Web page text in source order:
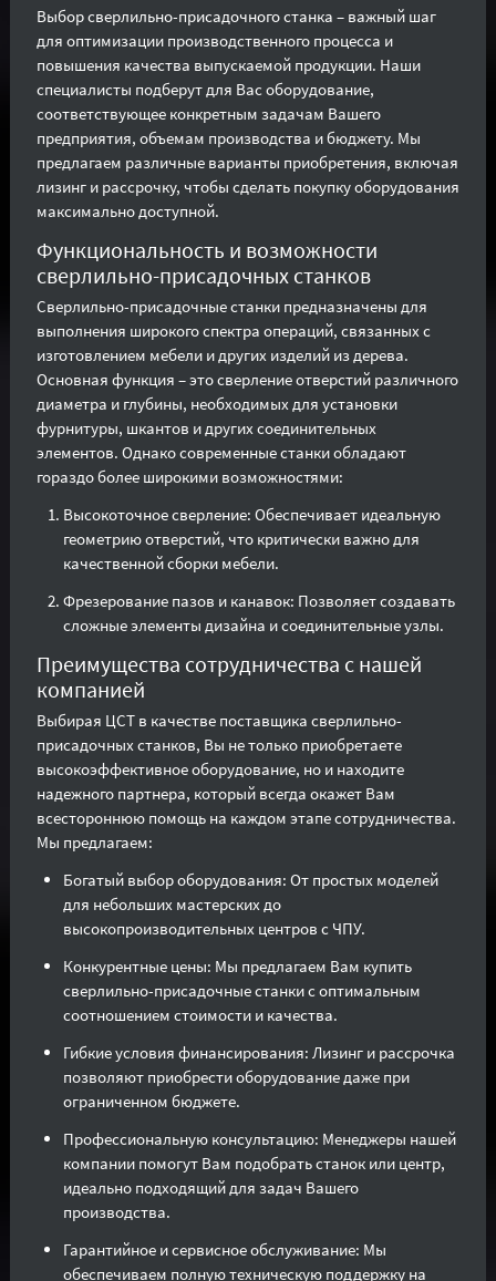
Выбор сверлильно-присадочного станка – важный шаг
для оптимизации производственного процесса и
повышения качества выпускаемой продукции. Наши
специалисты подберут для Вас оборудование,
соответствующее конкретным задачам Вашего
предприятия, объемам производства и бюджету. Мы
предлагаем различные варианты приобретения, включая
лизинг и рассрочку, чтобы сделать покупку оборудования
максимально доступной.
Функциональность и возможности
сверлильно-присадочных станков
Сверлильно-присадочные станки предназначены для
выполнения широкого спектра операций, связанных с
изготовлением мебели и других изделий из дерева.
Основная функция – это сверление отверстий различного
диаметра и глубины, необходимых для установки
фурнитуры, шкантов и других соединительных
элементов. Однако современные станки обладают
гораздо более широкими возможностями:
Высокоточное сверление: Обеспечивает идеальную
геометрию отверстий, что критически важно для
качественной сборки мебели.
Фрезерование пазов и канавок: Позволяет создавать
сложные элементы дизайна и соединительные узлы.
Преимущества сотрудничества с нашей
компанией
Выбирая ЦСТ в качестве поставщика сверлильно-
присадочных станков, Вы не только приобретаете
высокоэффективное оборудование, но и находите
надежного партнера, который всегда окажет Вам
всестороннюю помощь на каждом этапе сотрудничества.
Мы предлагаем:
Богатый выбор оборудования: От простых моделей
для небольших мастерских до
высокопроизводительных центров с ЧПУ.
Конкурентные цены: Мы предлагаем Вам купить
сверлильно-присадочные станки с оптимальным
соотношением стоимости и качества.
Гибкие условия финансирования: Лизинг и рассрочка
позволяют приобрести оборудование даже при
ограниченном бюджете.
Профессиональную консультацию: Менеджеры нашей
компании помогут Вам подобрать станок или центр,
идеально подходящий для задач Вашего
производства.
Гарантийное и сервисное обслуживание: Мы
обеспечиваем полную техническую поддержку на